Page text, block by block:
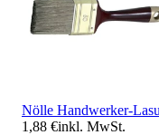
Nölle Handwerker-
1,88 €inkl. MwSt.